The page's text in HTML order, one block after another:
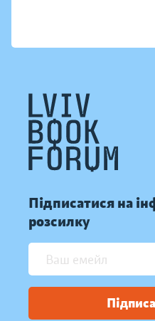
Підписатися на
розсилку